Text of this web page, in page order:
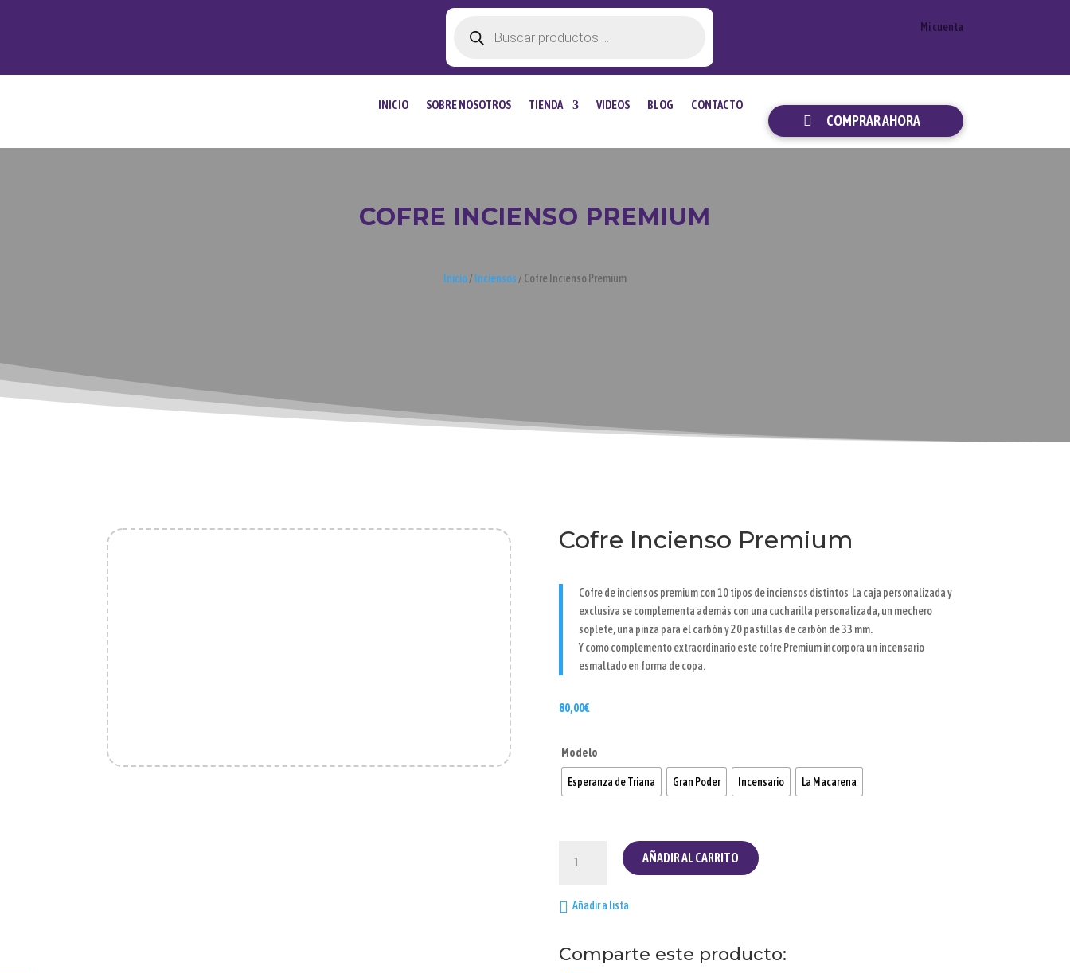
productos
Mi cuenta
INICIO SOBRE NOSOTROS TIENDA VIDEOS BLOG CONTACTO
COMPRAR AHORA
COFRE INCIENSO PREMIUM
Inicio/ Inciensos / Cofre Incienso Premium
Cofre Incienso Premium
Cofre de inciensos premium con 10 tipos de inciensos distintos La caja personalizada y
exclusiva se complementa además con una cucharilla personalizada, un mechero
soplete, una pinza para el carbón y 20 pastillas de carbón de 33 mm.
Y como complemento extraordinario este cofre Premium incorpora un incensario
esmaltado en forma de copa.
80,00€
Modelo
Esperanza de Triana Gran Poder Incensario La Macarena
Incienso
cantidad
AÑADIR AL CARRITO
Añadir a lista
Comparte este producto: